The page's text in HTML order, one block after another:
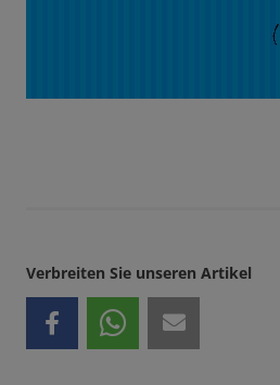
Verbreiten Sie unseren Artikel